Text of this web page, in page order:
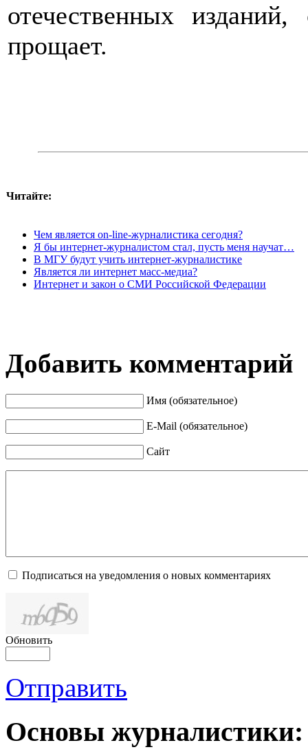
отечественных
прощает.
Читайте:
Чем является on-line-журналистика сегодня?
Я бы интернет-журналистом стал, пусть меня научат…
В МГУ будут учить интернет-журналистике
Является ли интернет масс-медиа?
Интернет и закон о СМИ Российской Федерации
Добавить комментарий
Имя (обязательное)
E-Mail (обязательное)
Сайт
Подписаться на уведомления о новых комментариях
Обновить
Отправить
Основы журналистики: